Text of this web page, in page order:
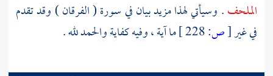
الملحف. وسيأتي لهذا مزيد بيان في سورة ( الفرقان ) وقد تقدم
في غير[ص: ما آية ، وفيه كفاية والحمد لله .